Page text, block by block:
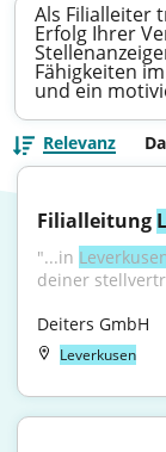
Als Filialleiter
Erfolg Ihrer
Fähigkeiten
und ein
Relevanz
Filialleitung
"...in
deiner
Deiters GmbH
Leverkusen